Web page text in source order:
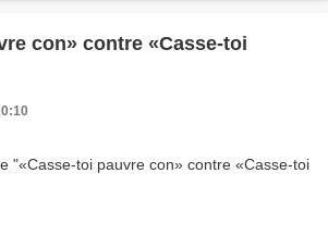
con» contre «Casse-toi